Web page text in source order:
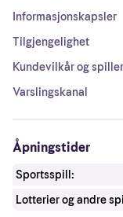
Informasjonskapsler
Tilgjengelighet
Kundevilkår og
Varslingskanal
Åpningstider
Sportsspill:
Lotterier og andre